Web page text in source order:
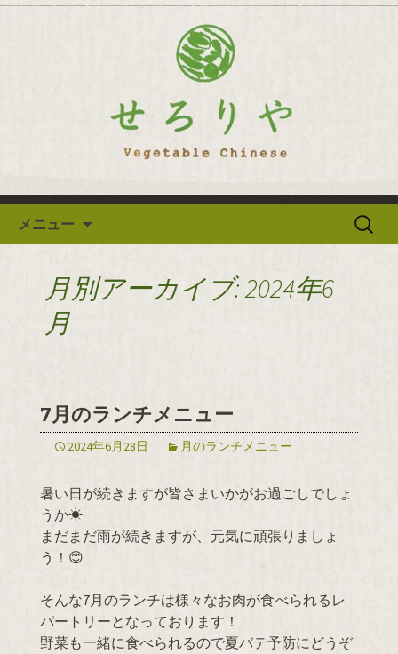
逗子の野菜を使った創作中華
「せろりや」のブログ
逗子の野菜を使った創作中華「せろり
メニュー
検
月別アーカイブ: 2024年6
月
7月のランチメニュー
2024年6月28日 月のランチメニュー
暑い日が続きますが皆さまいかがお過ごしでしょ
うか☀
まだまだ雨が続きますが、元気に頑張りましょ
う！😊
そんな7月のランチは様々なお肉が食べられるレ
パートリーとなっております！
野菜も一緒に食べられるので夏バテ予防にどうぞ